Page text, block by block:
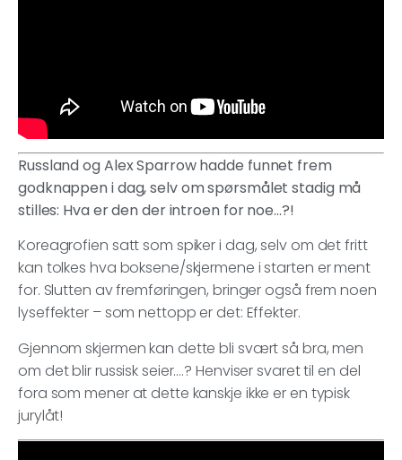
Russland og Alex Sparrow hadde funnet frem
godknappen i dag, selv om spørsmålet stadig må
stilles: Hva er den der introen for noe…?!
Koreagrofien satt som spiker i dag, selv om det fritt
kan tolkes hva boksene/skjermene i starten er ment
for. Slutten av fremføringen, bringer også frem noen
lyseffekter – som nettopp er det: Effekter.
Gjennom skjermen kan dette bli svært så bra, men
om det blir russisk seier….? Henviser svaret til en del
fora som mener at dette kanskje ikke er en typisk
jurylåt!